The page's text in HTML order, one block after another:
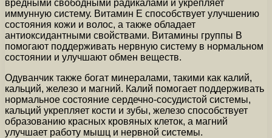
вредными свободными радикалами и укрепляет
иммунную систему. Витамин Е способствует улучшению
состояния кожи и волос, а также обладает
антиоксидантными свойствами. Витамины группы В
помогают поддерживать нервную систему в нормальном
состоянии и улучшают обмен веществ.
Одуванчик также богат минералами, такими как калий,
кальций, железо и магний. Калий помогает поддерживать
нормальное состояние сердечно-сосудистой системы,
кальций укрепляет кости и зубы, железо способствует
образованию красных кровяных клеток, а магний
улучшает работу мышц и нервной системы.